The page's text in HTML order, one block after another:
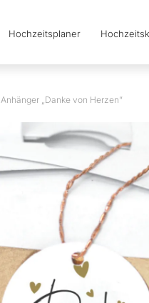
Hochzeitsplaner
Anhänger „Danke von Herzen”